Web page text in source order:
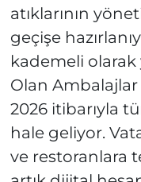
atıklarının
geçişe
kademeli
Olan Ambalajlar
2026 itibarıyla
hale geliyor.
ve restoranlara